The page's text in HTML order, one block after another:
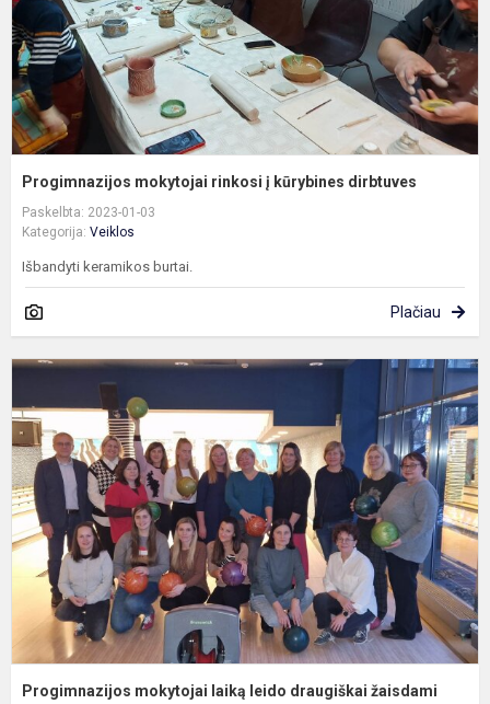
Progimnazijos mokytojai rinkosi į kūrybines dirbtuves
Paskelbta: 2023-01-03
Kategorija: Veiklos
Išbandyti keramikos burtai.
Plačiau
Progimnazijos mokytojai laiką leido draugiškai žaisdami